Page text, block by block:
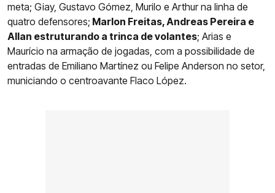
meta; Giay, Gustavo Gómez, Murilo e Arthur na linha de
quatro defensores; Marlon Freitas, Andreas Pereira e
Allan estruturando a trinca de volantes; Arias e
Maurício na armação de jogadas, com a possibilidade de
entradas de Emiliano Martínez ou Felipe Anderson no setor,
municiando o centroavante Flaco López.